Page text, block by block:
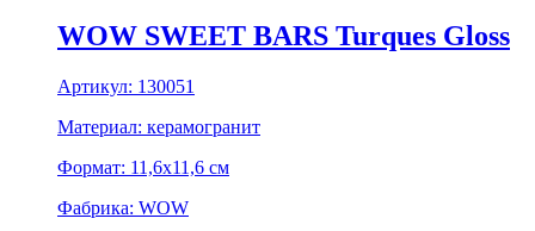
WOW SWEET BARS Turques Gloss
Артикул: 130051
Материал: керамогранит
Формат: 11,6x11,6 см
Фабрика: WOW